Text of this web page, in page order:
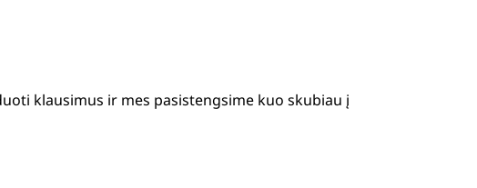
klausimus ir mes pasistengsime kuo skubiau į